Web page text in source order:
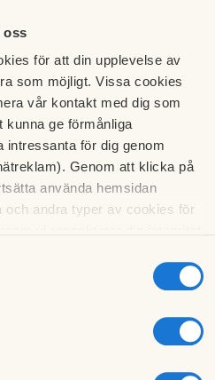
oss
för att din upplevelse av
som möjligt. Vissa cookies
vår kontakt med dig som
kunna ge förmånliga
intressanta för dig genom
Genom att klicka på
använda hemsidan
andra typer av cookies för
2024
2024